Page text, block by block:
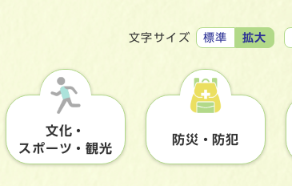
文字サイズ 標準 拡大
文化・
スポーツ・観光
防災・防犯